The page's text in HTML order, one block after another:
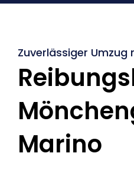
Zuverlässiger Umzug
Marino